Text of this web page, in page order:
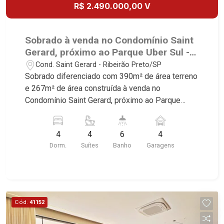
R$ 2.490.000,00 V
Sobrado à venda no Condomínio Saint
Gerard, próximo ao Parque Uber Sul -
Ribeirão Preto/SP.
Cond. Saint Gerard - Ribeirão Preto/SP
Sobrado diferenciado com 390m² de área terreno
e 267m² de área construída à venda no
Condomínio Saint Gerard, próximo ao Parque
Preto/SP. Conheça as características deste
imóvel que a Martinelli Imobiliária selecionou
para você: - 390m² de área terreno e 267m² de
de serviço planejadas - Despensa - Varandas
gourmet com churrasqueira - Piscina aquecida -
Vestiário - Quintal - Corredor lateral - Paisagismo
4
Dorm.
4
Suítes
6
Banho
4
Garagens
Cód. 41152